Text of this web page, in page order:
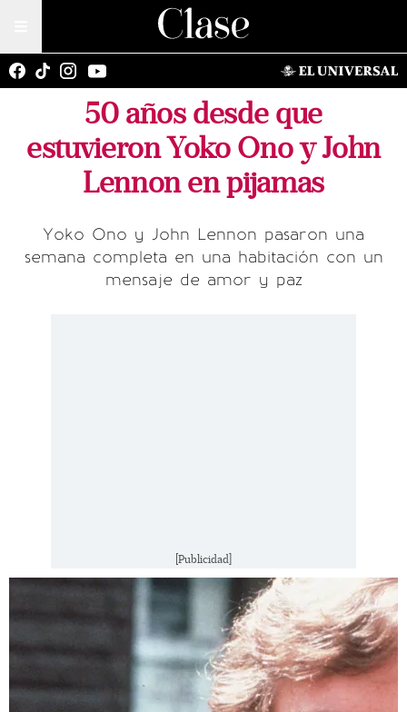
50 años desde que
estuvieron Yoko Ono y John
Lennon en pijamas
Yoko Ono y John Lennon pasaron una
semana completa en una habitación con un
mensaje de amor y paz
[Publicidad]